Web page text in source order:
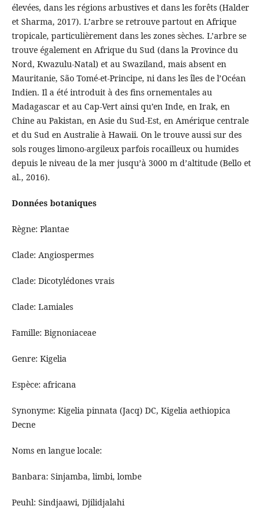
élevées, dans les régions arbustives et dans les forêts (Halder
et Sharma, 2017). L’arbre se retrouve partout en Afrique
tropicale, particulièrement dans les zones sèches. L’arbre se
trouve également en Afrique du Sud (dans la Province du
Nord, Kwazulu-Natal) et au Swaziland, mais absent en
Mauritanie, São Tomé-et-Principe, ni dans les îles de l’Océan
Indien. Il a été introduit à des fins ornementales au
Madagascar et au Cap-Vert ainsi qu’en Inde, en Irak, en
Chine au Pakistan, en Asie du Sud-Est, en Amérique centrale
et du Sud en Australie à Hawaii. On le trouve aussi sur des
sols rouges limono-argileux parfois rocailleux ou humides
depuis le niveau de la mer jusqu’à 3000 m d’altitude (Bello et
al., 2016).
Données botaniques
Règne: Plantae
Clade: Angiospermes
Clade: Dicotylédones vrais
Clade: Lamiales
Famille: Bignoniaceae
Genre: Kigelia
Espèce: africana
Synonyme: Kigelia pinnata (Jacq) DC, Kigelia aethiopica
Decne
Noms en langue locale:
Banbara: Sinjamba, limbi, lombe
Peuhl: Sindjaawi, Djilidjalahi